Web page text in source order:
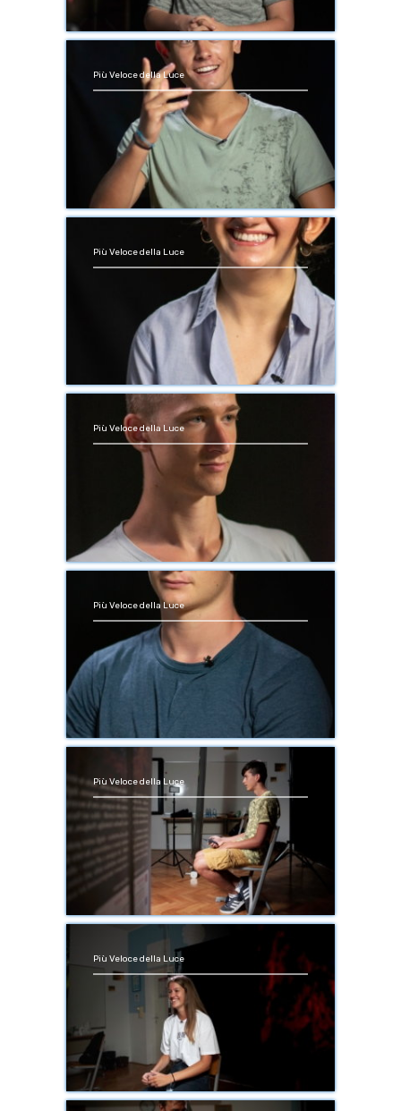
Più Veloce della Luce
Più Veloce della Luce
Più Veloce della Luce
Più Veloce della Luce
Più Veloce della Luce
Più Veloce della Luce